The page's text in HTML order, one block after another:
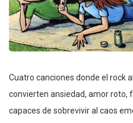
Cuatro canciones donde el rock
convierten ansiedad, amor roto,
capaces de sobrevivir al caos